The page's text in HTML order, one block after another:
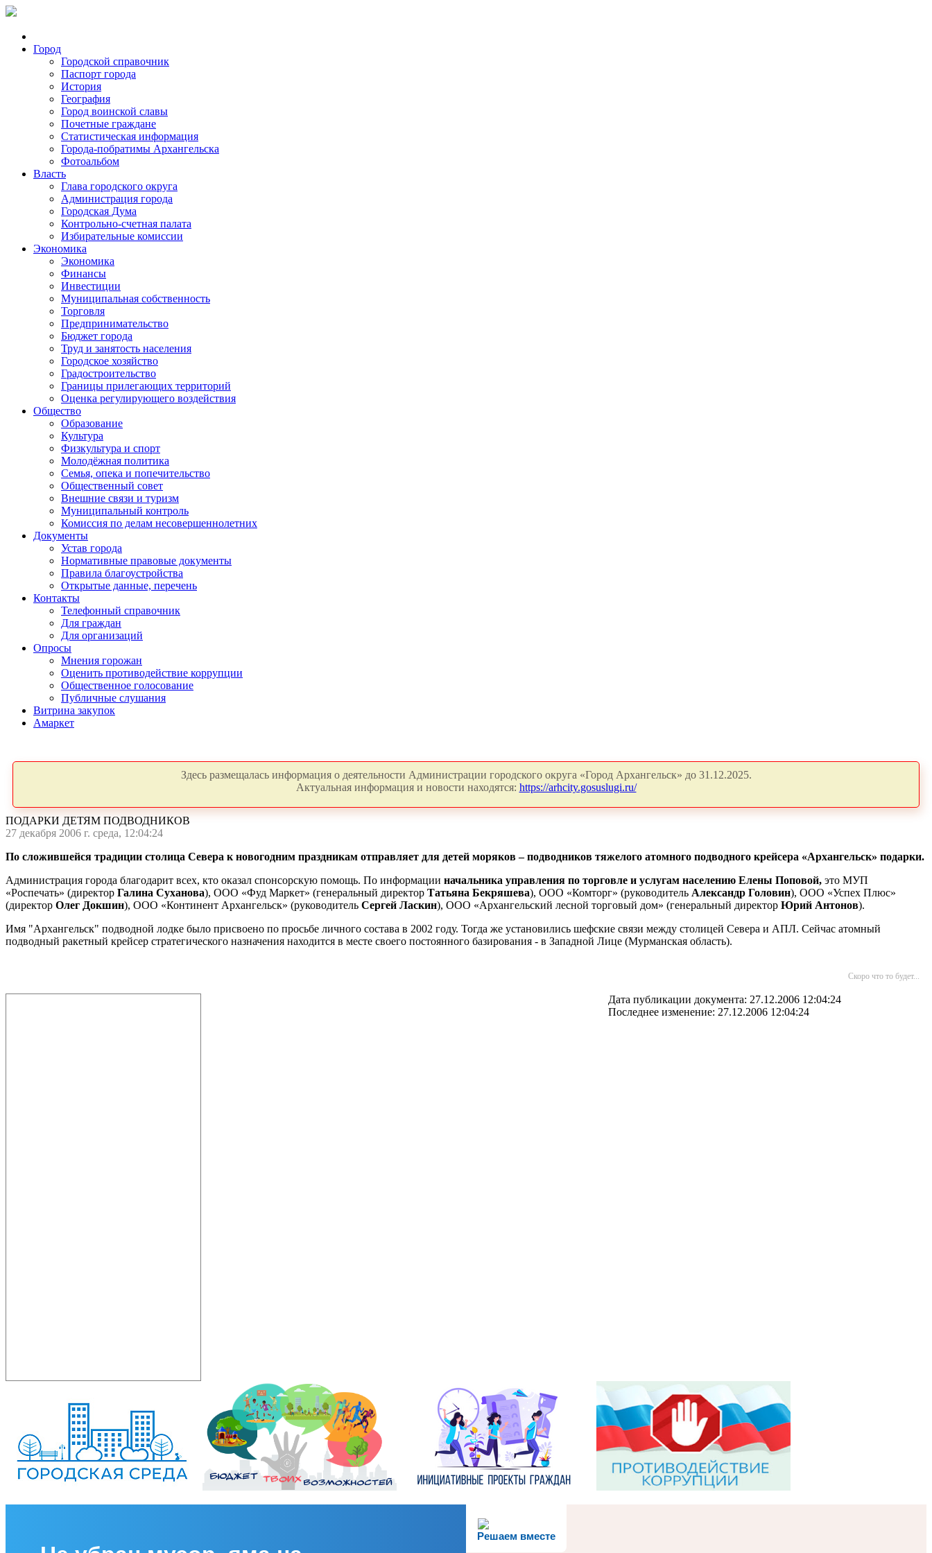
Город
Городской справочник
Паспорт города
История
География
Город воинской славы
Почетные граждане
Статистическая информация
Города-побратимы Архангельска
Фотоальбом
Власть
Глава городского округа
Администрация города
Городская Дума
Контрольно-счетная палата
Избирательные комиссии
Экономика
Экономика
Финансы
Инвестиции
Муниципальная собственность
Торговля
Предпринимательство
Бюджет города
Труд и занятость населения
Городское хозяйство
Градостроительство
Границы прилегающих территорий
Оценка регулирующего воздействия
Общество
Образование
Культура
Физкультура и спорт
Молодёжная политика
Семья, опека и попечительство
Общественный совет
Внешние связи и туризм
Муниципальный контроль
Комиссия по делам несовершеннолетних
Документы
Устав города
Нормативные правовые документы
Правила благоустройства
Открытые данные, перечень
Контакты
Телефонный справочник
Для граждан
Для организаций
Опросы
Мнения горожан
Оценить противодействие коррупции
Общественное голосование
Публичные слушания
Витрина закупок
Амаркет
Здесь размещалась информация о деятельности Администрации городского округа «Город Архангельск» до 31.12.2025.
Актуальная информация и новости находятся: https://arhcity.gosuslugi.ru/
ПОДАРКИ ДЕТЯМ ПОДВОДНИКОВ
27 декабря 2006 г. среда, 12:04:24
По сложившейся традиции столица Севера к новогодним праздникам отправляет для детей моряков – подводников тяжелого атомного подводного крейсера «Архангельск» подарки.
Администрация города благодарит всех, кто оказал спонсорскую помощь. По информации начальника управления по торговле и услугам населению Елены Поповой, это МУП
«Роспечать» (директор Галина Суханова), ООО «Фуд Маркет» (генеральный директор Татьяна Бекряшева), ООО «Комторг» (руководитель Александр Головин), ООО «Успех Плюс»
(директор Олег Докшин), ООО «Континент Архангельск» (руководитель Сергей Ласкин), ООО «Архангельский лесной торговый дом» (генеральный директор Юрий Антонов).
Имя "Архангельск" подводной лодке было присвоено по просьбе личного состава в 2002 году. Тогда же установились шефские связи между столицей Севера и АПЛ. Сейчас атомный
подводный ракетный крейсер стратегического назначения находится в месте своего постоянного базирования - в Западной Лице (Мурманская область).
Скоро что то будет...
Дата публикации документа: 27.12.2006 12:04:24
Последнее изменение: 27.12.2006 12:04:24
Решаем вместе